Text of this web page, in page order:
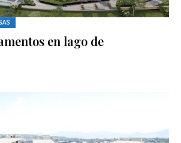
en lago de